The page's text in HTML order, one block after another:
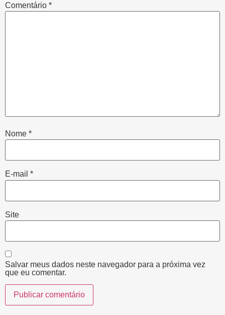
Comentário *
Nome *
E-mail *
Site
Salvar meus dados neste navegador para a próxima vez
que eu comentar.